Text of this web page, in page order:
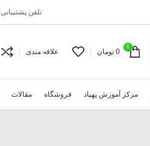
تلفن پشتیبانی 24 ساعته : 09981444001 - 09981444002
0
0 تومان علاقه مندی
مرکز آموزش پهپاد فروشگاه مقالات